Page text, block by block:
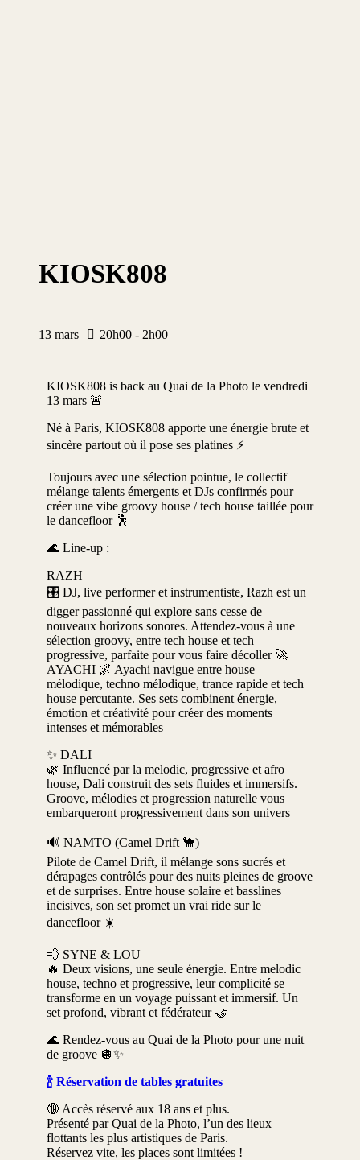
KIOSK808
13 mars 20h00 - 2h00
KIOSK808 is back au Quai de la Photo le vendredi
13 mars 🚨
Né à Paris, KIOSK808 apporte une énergie brute et
sincère partout où il pose ses platines ⚡
Toujours avec une sélection pointue, le collectif
mélange talents émergents et DJs confirmés pour
créer une vibe groovy house / tech house taillée pour
le dancefloor 🕺
🌊 Line-up :
RAZH
🎛️ DJ, live performer et instrumentiste, Razh est un
digger passionné qui explore sans cesse de
nouveaux horizons sonores. Attendez-vous à une
sélection groovy, entre tech house et tech
progressive, parfaite pour vous faire décoller 🚀
AYACHI 🌌 Ayachi navigue entre house
mélodique, techno mélodique, trance rapide et tech
house percutante. Ses sets combinent énergie,
émotion et créativité pour créer des moments
intenses et mémorables
✨ DALI
🌿 Influencé par la melodic, progressive et afro
house, Dali construit des sets fluides et immersifs.
Groove, mélodies et progression naturelle vous
embarqueront progressivement dans son univers
🔊 NAMTO (Camel Drift 🐪)
Pilote de Camel Drift, il mélange sons sucrés et
dérapages contrôlés pour des nuits pleines de groove
et de surprises. Entre house solaire et basslines
incisives, son set promet un vrai ride sur le
dancefloor ☀️
💨 SYNE & LOU
🔥 Deux visions, une seule énergie. Entre melodic
house, techno et progressive, leur complicité se
transforme en un voyage puissant et immersif. Un
set profond, vibrant et fédérateur 🤝
🌊 Rendez-vous au Quai de la Photo pour une nuit
de groove 🪩✨
🍾 Réservation de tables gratuites
🔞 Accès réservé aux 18 ans et plus.
Présenté par Quai de la Photo, l’un des lieux
flottants les plus artistiques de Paris.
Réservez vite, les places sont limitées !